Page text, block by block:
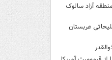
آزاد سالوک
عربستان